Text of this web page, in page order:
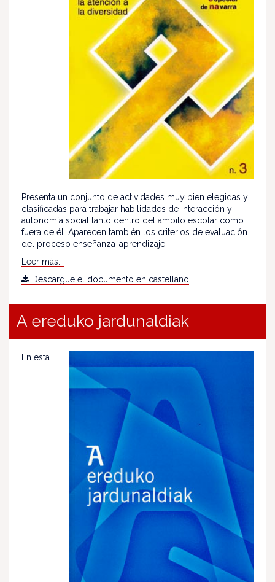
Presenta un conjunto de actividades muy bien elegidas y
clasificadas para trabajar habilidades de interacción y
autonomía social tanto dentro del ámbito escolar como
fuera de él. Aparecen también los criterios de evaluación
del proceso enseñanza-aprendizaje.
Leer más...
Descargue el documento en castellano
A ereduko jardunaldiak
En esta